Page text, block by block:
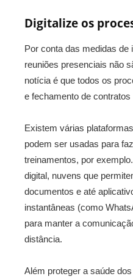
Digitalize os
Por conta das medidas de
reuniões presenciais não
notícia é que todos os
e fechamento de
Existem várias
podem ser usadas para
treinamentos, por
digital, nuvens que
documentos e até
instantâneas (como
para manter a
distância.
Além proteger a saúde